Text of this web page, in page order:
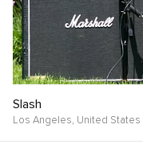
Slash
Los Angeles, United States